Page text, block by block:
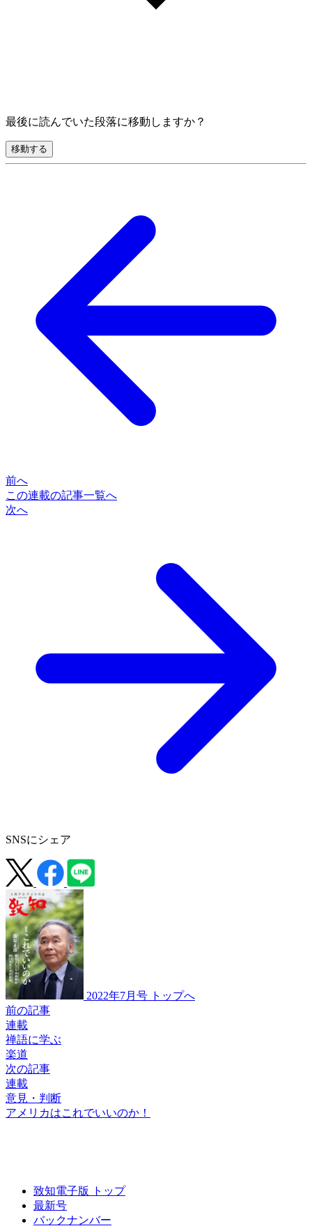
最後に読んでいた段落に移動しますか？
移動する
前へ
この連載の記事一覧へ
次へ
SNSにシェア
2022年7月号 トップへ
前の記事
連載
禅語に学ぶ
楽道
次の記事
連載
意見・判断
アメリカはこれでいいのか！
致知電子版 トップ
最新号
バックナンバー